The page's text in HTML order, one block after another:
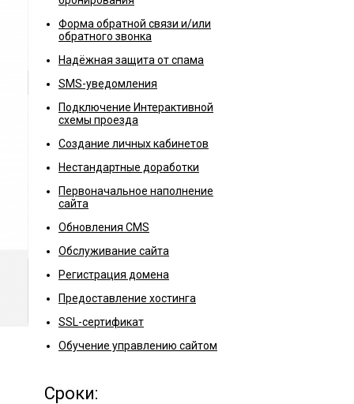
Форма обратной связи и/или
обратного звонка
Надёжная защита от спама
SMS-уведомления
Подключение Интерактивной
схемы проезда
Создание личных кабинетов
Нестандартные доработки
Первоначальное наполнение
сайта
Обновления CMS
Обслуживание сайта
Регистрация домена
Предоставление хостинга
SSL-сертификат
Обучение управлению сайтом
Сроки: